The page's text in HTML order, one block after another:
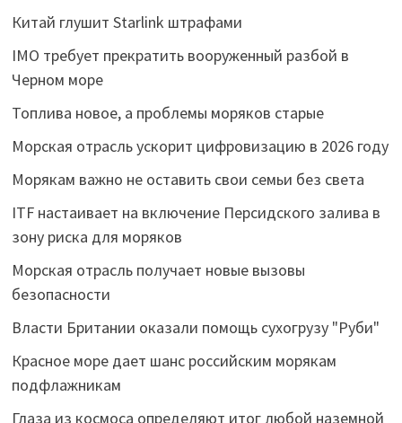
Китай глушит Starlink штрафами
IMO требует прекратить вооруженный разбой в
Черном море
Топлива новое, а проблемы моряков старые
Морская отрасль ускорит цифровизацию в 2026 году
Морякам важно не оставить свои семьи без света
ITF настаивает на включение Персидского залива в
зону риска для моряков
Морская отрасль получает новые вызовы
безопасности
Власти Британии оказали помощь сухогрузу "Руби"
Красное море дает шанс российским морякам
подфлажникам
Глаза из космоса определяют итог любой наземной